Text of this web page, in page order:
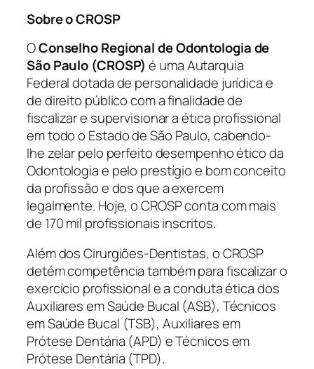
Sobre o CROSP
OConselho Regional de Odontologia de
São Paulo (CROSP) é uma Autarquia
Federal dotada de personalidade jurídica e
de direito público com a finalidade de
fiscalizar e supervisionar a ética profissional
em todo o Estado de São Paulo, cabendo-
lhe zelar pelo perfeito desempenho ético da
Odontologia e pelo prestígio e bom conceito
da profissão e dos que a exercem
legalmente. Hoje, o CROSP conta com mais
de 170 mil profissionais inscritos.
Além dos Cirurgiões-Dentistas, o CROSP
detém competência também para fiscalizar o
exercício profissional e a conduta ética dos
Auxiliares em Saúde Bucal (ASB), Técnicos
em Saúde Bucal (TSB), Auxiliares em
Prótese Dentária (APD) e Técnicos em
Prótese Dentária (TPD).